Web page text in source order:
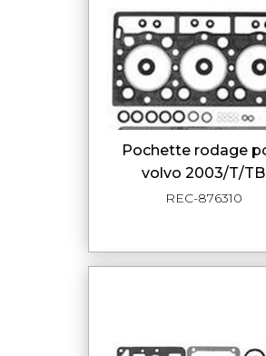
pochette rodage pour
volvo 2003/T/TB
REC-876310